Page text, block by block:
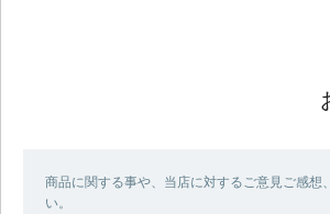
商品に関する事や、当店に対するご意見ご感
い。